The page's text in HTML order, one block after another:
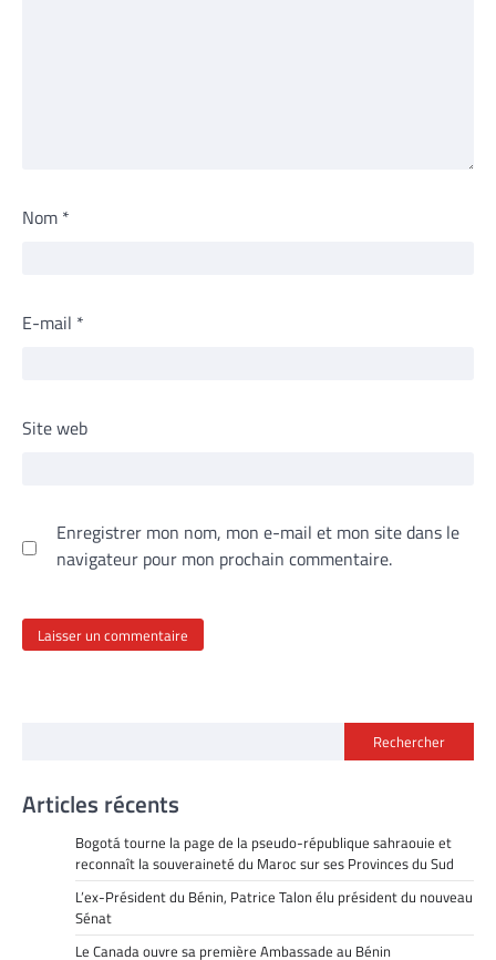
Nom *
E-mail *
Site web
Enregistrer mon nom, mon e-mail et mon site dans le
navigateur pour mon prochain commentaire.
Rechercher
Articles récents
Bogotá tourne la page de la pseudo-république sahraouie et
reconnaît la souveraineté du Maroc sur ses Provinces du Sud
L’ex-Président du Bénin, Patrice Talon élu président du nouveau
Sénat
Le Canada ouvre sa première Ambassade au Bénin